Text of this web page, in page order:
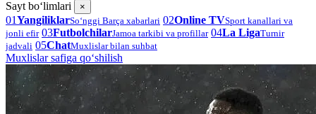
Sayt bo‘limlari ×
01YangiliklarSo‘nggi Barça xabarlari 02Online TVSport kanallari va
jonli efir 03FutbolchilarJamoa tarkibi va profillar 04La LigaTurnir
jadvali 05ChatMuxlislar bilan suhbat
Muxlislar safiga qo‘shilish